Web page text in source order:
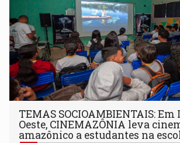
TEMAS SOCIOAMBIENTAIS:
Oeste, CINEMAZÔNIA leva
amazônico a estudantes na